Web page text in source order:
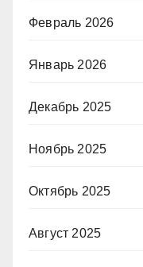
Февраль 2026
Январь 2026
Декабрь 2025
Ноябрь 2025
Октябрь 2025
Август 2025